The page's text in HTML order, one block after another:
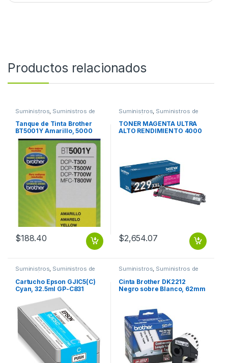
Productos relacionados
Suministros Suministros de
Impresión
Tanque de Tinta Brother
BT5001Y Amarillo, 5000
Páginas RENDIMIENTO
5000 PGS
$188.40
Suministros Suministros de
Impresión
TONER MAGENTA ULTRA
ALTO RENDIMIENTO 4000
$2,654.07
Suministros, Suministros de
Impresión
Cartucho Epson GJIC5(C)
Cyan, 32.5ml GP-C831
Suministros, Suministros de
Cinta Brother DK2212
Negro sobre Blanco, 62mm